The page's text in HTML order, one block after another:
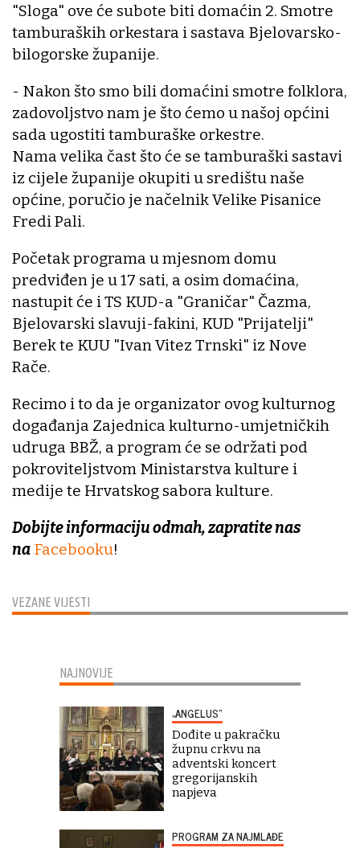
VEZANE VIJESTI
"Sloga" ove će subote biti domaćin 2. Smotre
tamburaških orkestara i sastava Bjelovarsko-
bilogorske županije.
- Nakon što smo bili domaćini smotre folklora,
zadovoljstvo nam je što ćemo u našoj općini
sada ugostiti tamburaške orkestre.
Nama velika čast što će se tamburaški sastavi
iz cijele županije okupiti u središtu naše
općine, poručio je načelnik Velike Pisanice
Fredi Pali.
Početak programa u mjesnom domu
predviđen je u 17 sati, a osim domaćina,
nastupit će i TS KUD-a "Graničar" Čazma,
Bjelovarski slavuji-fakini, KUD "Prijatelji"
Berek te KUU "Ivan Vitez Trnski" iz Nove
Rače.
Recimo i to da je organizator ovog kulturnog
događanja Zajednica kulturno-umjetničkih
udruga BBŽ, a program će se održati pod
pokroviteljstvom Ministarstva kulture i
medije te Hrvatskog sabora kulture.
Dobijte informaciju odmah, zapratite nas
na Facebooku!
NAJNOVIJE
„ANGELUS“
Dođite u pakračku
župnu crkvu na
adventski koncert
gregorijanskih
napjeva
PROGRAM ZA NAJMLAĐE